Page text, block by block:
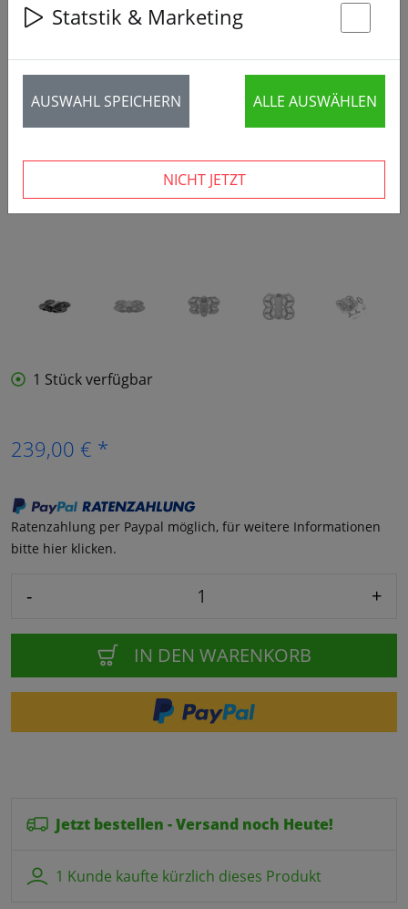
1 Stück verfügbar
239,00 € *
Ratenzahlung per Paypal möglich, für weitere Informationen
bitte hier klicken.
- +
IN DEN WARENKORB
Jetzt bestellen - Versand noch Heute!
1 Kunde kaufte kürzlich dieses Produkt
Statstik & Marketing
AUSWAHL SPEICHERN ALLE AUSWÄHLEN
NICHT JETZT